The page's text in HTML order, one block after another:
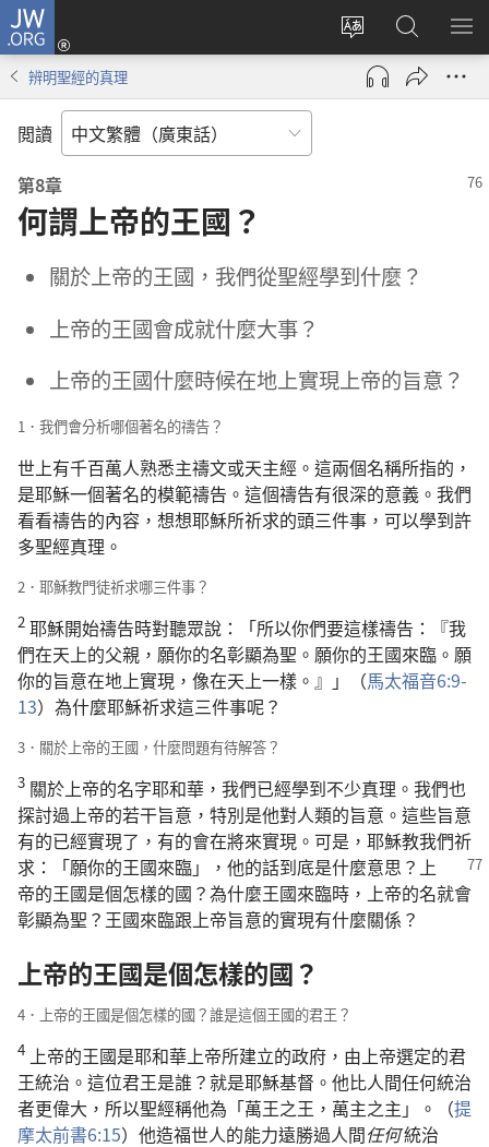
JW.ORG
更
改
網
登
錄
（開
搜
尋
JW.ORG
顯
辨明聖經的真理
閲讀
第8章
何謂上帝的王國？
關於上帝的王國，我們從聖經學到什麼？
上帝的王國會成就什麼大事？
上帝的王國什麼時候在地上實現上帝的旨意？
1．我們會分析哪個著名的禱告？
世上有千百萬人熟悉主禱文或天主經。這兩個名稱所指的，
是耶穌一個著名的模範禱告。這個禱告有很深的意義。我們
看看禱告的內容，想想耶穌所祈求的頭三件事，可以學到許
多聖經真理。
2．耶穌教門徒祈求哪三件事？
2 耶穌開始禱告時對聽眾說：「所以你們要這樣禱告：『我
們在天上的父親，願你的名彰顯為聖。願你的王國來臨。願
你的旨意在地上實現，像在天上一樣。』」（馬太福音6:9-
13）為什麼耶穌祈求這三件事呢？
3．關於上帝的王國，什麼問題有待解答？
3 關於上帝的名字耶和華，我們已經學到不少真理。我們也
探討過上帝的若干旨意，特別是他對人類的旨意。這些旨意
有的已經實現了，有的會在將來實現。可是，耶穌教我們祈
求：「願你的王國來臨」，他的話到底是什麼意思？上
帝的王國是個怎樣的國？為什麼王國來臨時，上帝的名就會
彰顯為聖？王國來臨跟上帝旨意的實現有什麼關係？
上帝的王國是個怎樣的國？
4．上帝的王國是個怎樣的國？誰是這個王國的君王？
4 上帝的王國是耶和華上帝所建立的政府，由上帝選定的君
王統治。這位君王是誰？就是耶穌基督。他比人間任何統治
者更偉大，所以聖經稱他為「萬王之王，萬主之主」。（提
摩太前書6:15）他造福世人的能力遠勝過人間任何統治